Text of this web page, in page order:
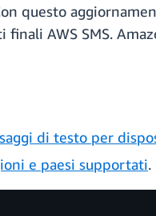
questo
AWS SMS.
di testo per
e paesi supportati.